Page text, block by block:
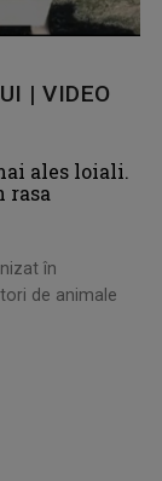
| VIDEO
ales loiali.
rasa
în
de animale